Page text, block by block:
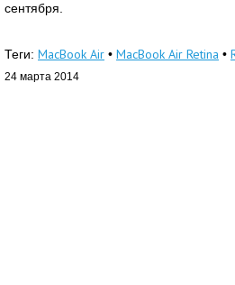
сентября.
Теги: MacBook Air • MacBook Air Retina •
24 марта 2014